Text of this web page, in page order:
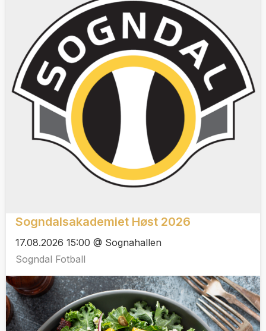
Sogndalsakademiet Høst 2026
17.08.2026 15:00 @ Sognahallen
Sogndal Fotball